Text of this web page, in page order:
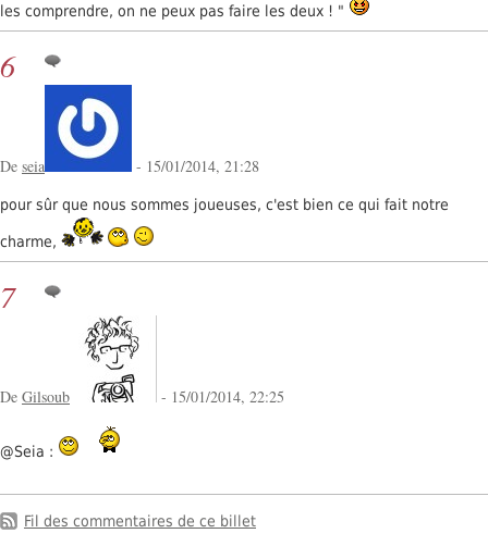
les comprendre, on ne peux pas faire les deux ! "
6
De seia - 15/01/2014, 21:28
pour sûr que nous sommes joueuses, c'est bien ce qui fait notre
charme,
7
De Gilsoub - 15/01/2014, 22:25
@Seia :
Fil des commentaires de ce billet